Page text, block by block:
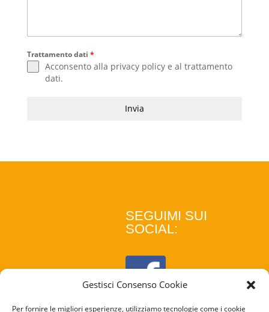
Gestisci Consenso Cookie
Per fornire le migliori esperienze, utilizziamo tecnologie come i cookie
Trattamento dati *
Acconsento alla privacy policye al trattamento
dati.
Invia
SEGUIMI SUI
SOCIAL: